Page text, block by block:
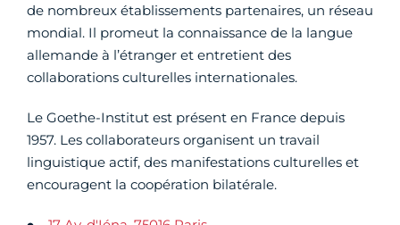
de nombreux établissements partenaires, un réseau
mondial. Il promeut la connaissance de la langue
allemande à l’étranger et entretient des
collaborations culturelles internationales.
Le Goethe-Institut est présent en France depuis
1957. Les collaborateurs organisent un travail
linguistique actif, des manifestations culturelles et
encouragent la coopération bilatérale.